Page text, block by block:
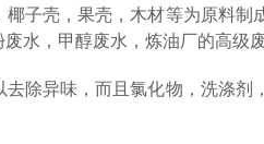
子壳，果壳，木材等为原料
水，甲醇废水，炼油厂的高级
除异味，而且氯化物，洗涤